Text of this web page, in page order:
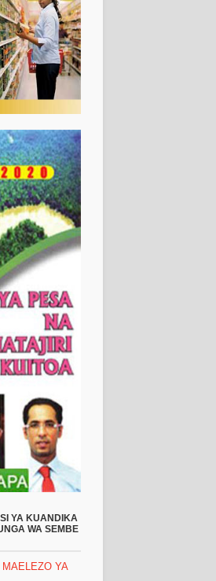
YA KUANDIKA
WA SEMBE
YA